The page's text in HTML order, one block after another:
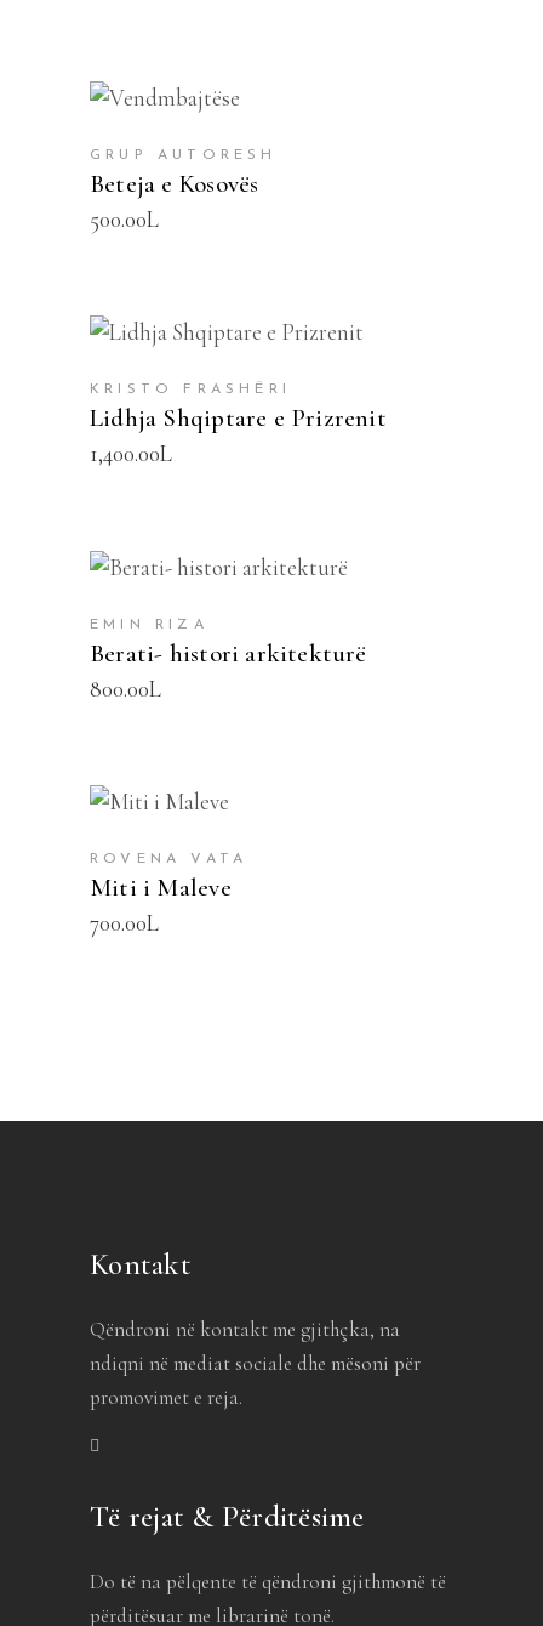
SHTOJE NË SHPORTË
GRUP AUTORESH
Beteja e Kosovës
500.00L
SHTOJE NË SHPORTË
KRISTO FRASHËRI
Lidhja Shqiptare e Prizrenit
1,400.00L
EMIN RIZA
Berati- histori arkitekturë
800.00L
ROVENA VATA
Miti i Maleve
700.00L
Kontakt
Qëndroni në kontakt me gjithçka, na
ndiqni në mediat sociale dhe mësoni për
promovimet e reja.
Të rejat & Përditësime
Do të na pëlqente të qëndroni gjithmonë të
përditësuar me librarinë tonë.